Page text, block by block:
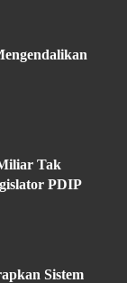
Tak
PDIP
Sistem